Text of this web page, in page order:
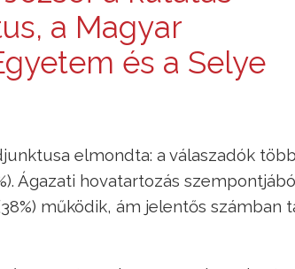
a Magyar
és a Selye
elmondta: a válaszadók
Ágazati hovatartozás
működik, ám jelentős számban